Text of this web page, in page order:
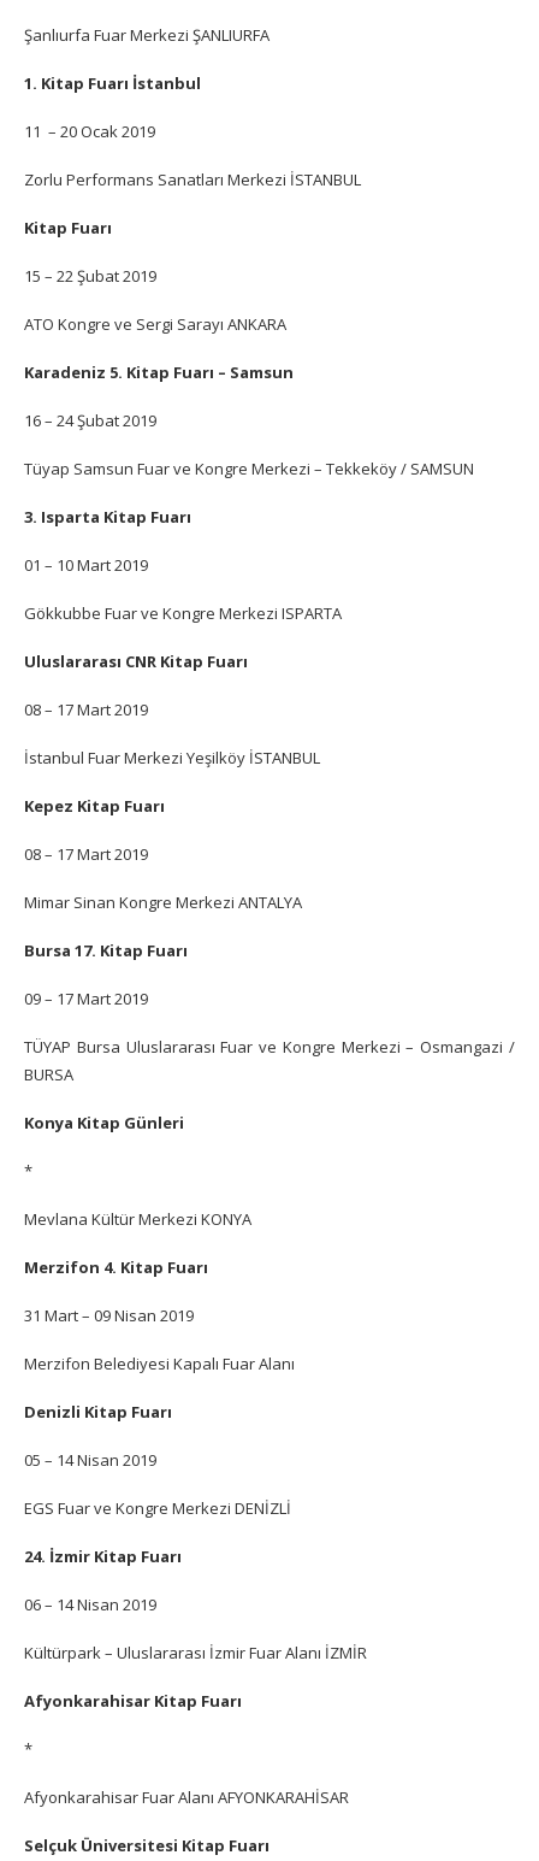
Şanlıurfa Fuar Merkezi ŞANLIURFA
1. Kitap Fuarı İstanbul
11 – 20 Ocak 2019
Zorlu Performans Sanatları Merkezi İSTANBUL
Kitap Fuarı
15 – 22 Şubat 2019
ATO Kongre ve Sergi Sarayı ANKARA
Karadeniz 5. Kitap Fuarı – Samsun
16 – 24 Şubat 2019
Tüyap Samsun Fuar ve Kongre Merkezi – Tekkeköy / SAMSUN
3. Isparta Kitap Fuarı
01 – 10 Mart 2019
Gökkubbe Fuar ve Kongre Merkezi ISPARTA
Uluslararası CNR Kitap Fuarı
08 – 17 Mart 2019
İstanbul Fuar Merkezi Yeşilköy İSTANBUL
Kepez Kitap Fuarı
08 – 17 Mart 2019
Mimar Sinan Kongre Merkezi ANTALYA
Bursa 17. Kitap Fuarı
09 – 17 Mart 2019
TÜYAP Bursa Uluslararası Fuar ve Kongre Merkezi – Osmangazi /
BURSA
Konya Kitap Günleri
*
Mevlana Kültür Merkezi KONYA
Merzifon 4. Kitap Fuarı
31 Mart – 09 Nisan 2019
Merzifon Belediyesi Kapalı Fuar Alanı
Denizli Kitap Fuarı
05 – 14 Nisan 2019
EGS Fuar ve Kongre Merkezi DENİZLİ
24. İzmir Kitap Fuarı
06 – 14 Nisan 2019
Kültürpark – Uluslararası İzmir Fuar Alanı İZMİR
Afyonkarahisar Kitap Fuarı
*
Afyonkarahisar Fuar Alanı AFYONKARAHİSAR
Selçuk Üniversitesi Kitap Fuarı